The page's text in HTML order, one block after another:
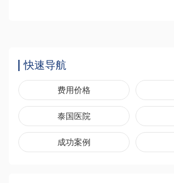
快速导航
费用价格
泰国医院
成功案例